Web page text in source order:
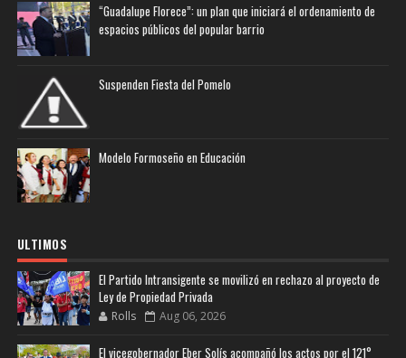
“Guadalupe Florece”: un plan que iniciará el ordenamiento de
espacios públicos del popular barrio
Suspenden Fiesta del Pomelo
Modelo Formoseño en Educación
ULTIMOS
El Partido Intransigente se movilizó en rechazo al proyecto de
Ley de Propiedad Privada
Rolls Aug 06, 2026
El vicegobernador Eber Solís acompañó los actos por el 121°